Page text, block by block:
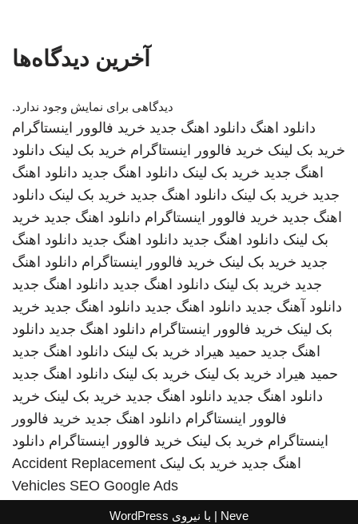
آخرین دیدگاه‌ها
دیدگاهی برای نمایش وجود ندارد.
دانلود اهنگ دانلود اهنگ جدید خرید فالوور اینستاگرام
خرید بک لینک خرید فالوور اینستاگرام خرید بک لینک دانلود
اهنگ جدید خرید بک لینک دانلود اهنگ جدید دانلود اهنگ
جدید خرید بک لینک دانلود اهنگ جدید خرید بک لینک دانلود
اهنگ جدید خرید فالوور اینستاگرام دانلود اهنگ جدید خرید
بک لینک دانلود اهنگ جدید دانلود اهنگ جدید دانلود اهنگ
جدید خرید بک لینک خرید فالوور اینستاگرام دانلود اهنگ
جدید خرید بک لینک دانلود اهنگ جدید دانلود اهنگ جدید
دانلود آهنگ جدید دانلود اهنگ جدید دانلود اهنگ جدید خرید
بک لینک خرید فالوور اینستاگرام دانلود اهنگ جدید دانلود
اهنگ جدید حمید هیراد خرید بک لینک دانلود اهنگ جدید
حمید هیراد خرید بک لینک خرید بک لینک دانلود اهنگ جدید
دانلود اهنگ جدید دانلود اهنگ جدید خرید بک لینک خرید
فالوور اینستاگرام دانلود اهنگ جدید خرید فالوور
اینستاگرام خرید بک لینک خرید فالوور اینستاگرام دانلود
اهنگ جدید خرید بک لینک Accident Replacement
Vehicles SEO Google Ads
Neve | با نیروی WordPress